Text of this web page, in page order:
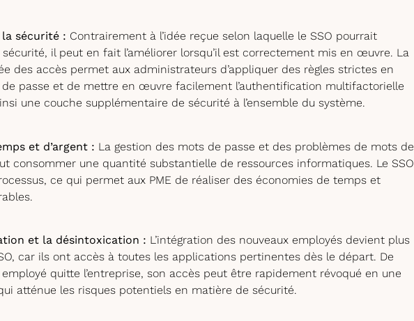
sécurité : Contrairement à l’idée reçue selon laquelle le SSO pourrait
il peut en fait l’améliorer lorsqu’il est correctement mis en œuvre. La
des accès permet aux administrateurs d’appliquer des règles strictes en
passe et de mettre en œuvre facilement l’authentification multifactorielle
une couche supplémentaire de sécurité à l’ensemble du système.
et d’argent : La gestion des mots de passe et des problèmes de mots de
consommer une quantité substantielle de ressources informatiques. Le SSO
ce qui permet aux PME de réaliser des économies de temps et
et la désintoxication : L’intégration des nouveaux employés devient plus
car ils ont accès à toutes les applications pertinentes dès le départ. De
employé quitte l’entreprise, son accès peut être rapidement révoqué en une
atténue les risques potentiels en matière de sécurité.